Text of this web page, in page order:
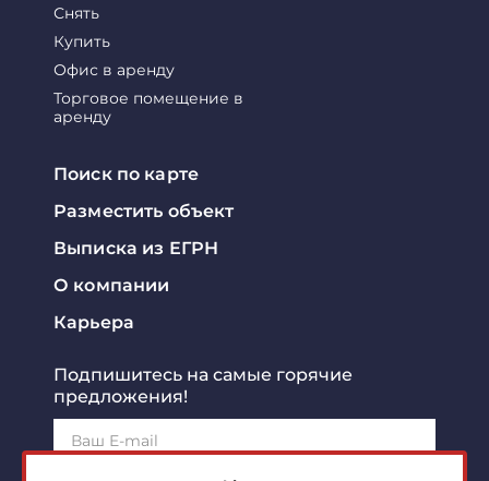
Снять
Купить
Офис в аренду
Торговое помещение в
аренду
Поиск по карте
Разместить объект
Выписка из ЕГРН
О компании
Карьера
Подпишитесь на самые горячие
предложения!